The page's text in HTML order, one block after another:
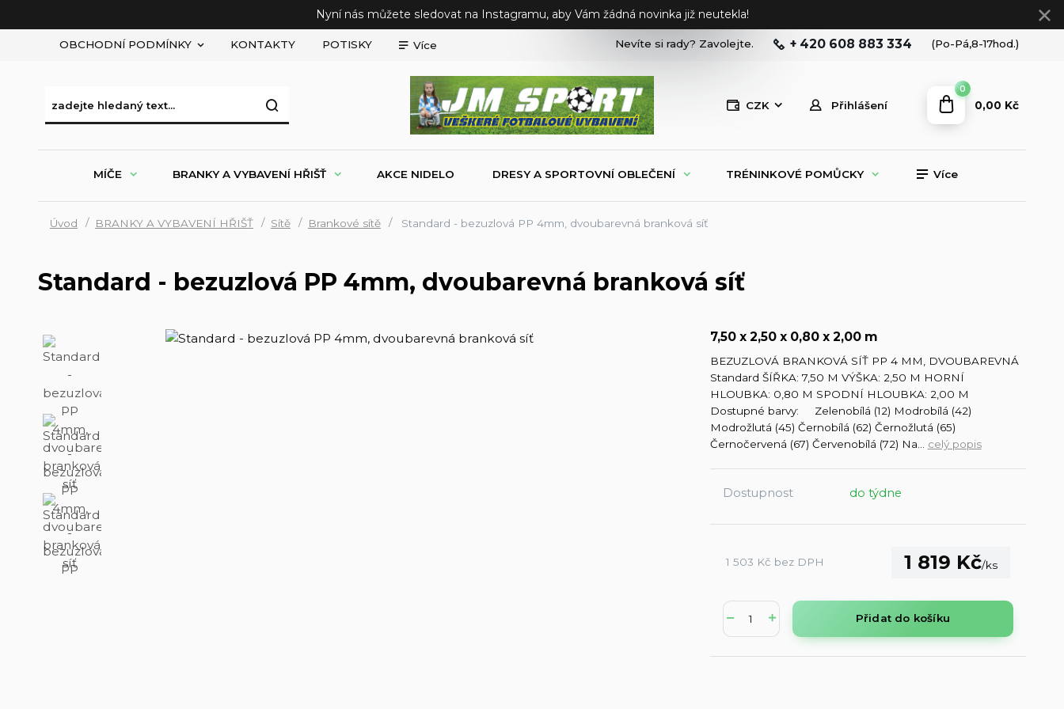
Nyní nás můžete sledovat na Instagramu, aby Vám žádná novinka již neutekla!
OBCHODNÍ PODMÍNKY KONTAKTY POTISKY Více
CZK Přihlášení
Nevíte si rady? Zavolejte. + 420 608 883 334 (Po-Pá,8-17hod.)
0
0,00 Kč
MÍČE BRANKY A VYBAVENÍ HŘIŠŤ AKCE NIDELO DRESY A SPORTOVNÍ OBLEČENÍ TRÉNINKOVÉ POMŮCKY Více
Úvod BRANKY A VYBAVENÍ HŘIŠŤ Sítě Brankové sítě Standard - bezuzlová PP 4mm, dvoubarevná branková síť
Standard - bezuzlová PP 4mm, dvoubarevná branková síť
7,50 x 2,50 x 0,80 x 2,00 m
BEZUZLOVÁ BRANKOVÁ SÍŤ PP 4 MM, DVOUBAREVNÁ
Standard ŠÍŘKA: 7,50 M VÝŠKA: 2,50 M HORNÍ
HLOUBKA: 0,80 M SPODNÍ HLOUBKA: 2,00 M
Dostupné barvy: Zelenobílá (12) Modrobílá (42)
Modrožlutá (45) Černobílá (62) Černožlutá (65)
Černočervená (67) Červenobílá (72) Na... celý popis
Dostupnost do týdne
1 819 Kč/ks
1 503 Kč bez DPH
Přidat do košíku